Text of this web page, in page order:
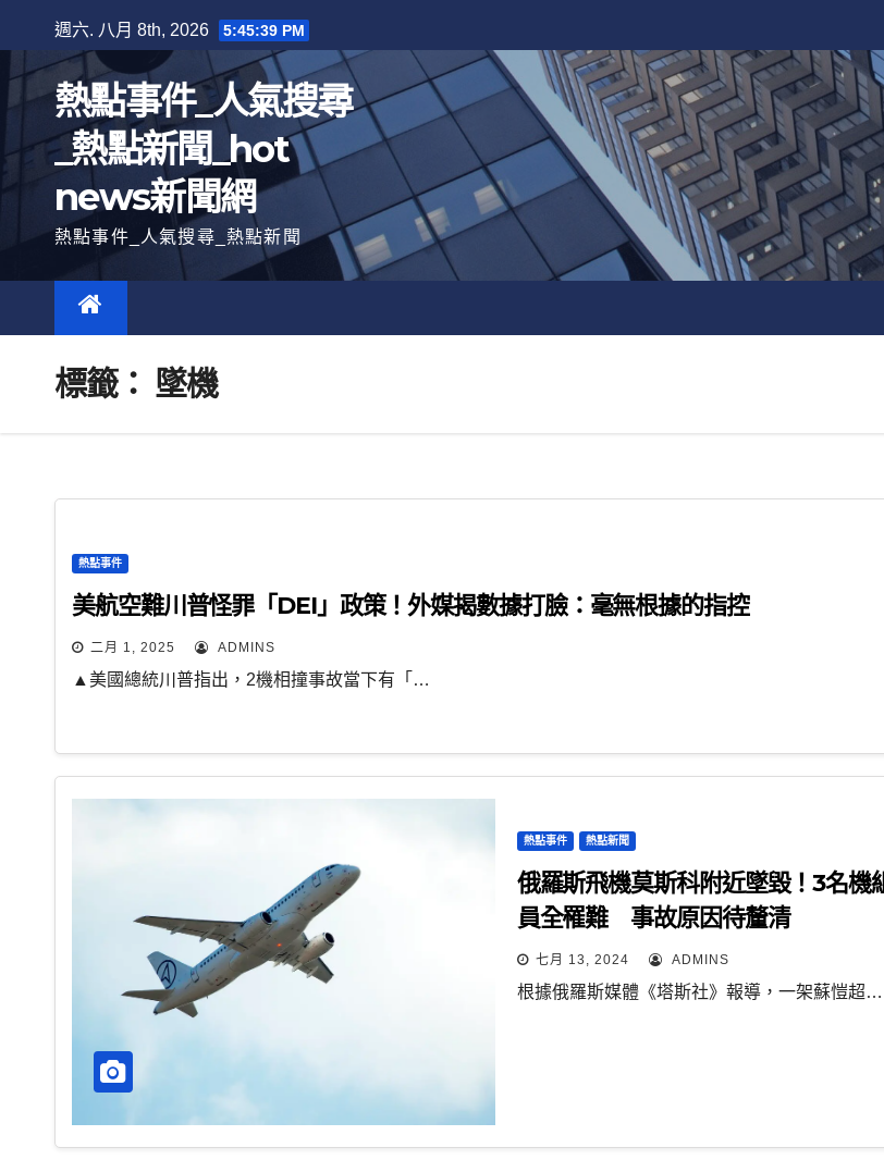
至
內
週六. 八月 8th, 2026 5:45:40 PM
熱點事件_人氣搜尋
_熱點新聞_hot
news新聞網
熱點事件_人氣搜尋_熱點新聞
標籤： 墜機
熱點事件
美航空難川普怪罪「DEI」政策！外媒揭數據打臉：毫無根據的指控
二月 1, 2025 ADMINS
▲美國總統川普指出，2機相撞事故當下有「…
熱點事件 熱點新聞
俄羅斯飛機莫斯科附近墜毀！3名機
員全罹難 事故原因待釐清
七月 13, 2024 ADMINS
根據俄羅斯媒體《塔斯社》報導，一架蘇愷超…